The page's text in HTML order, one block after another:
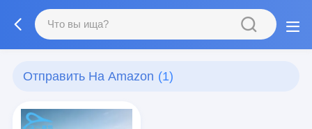
Отправить На Amazon (1)